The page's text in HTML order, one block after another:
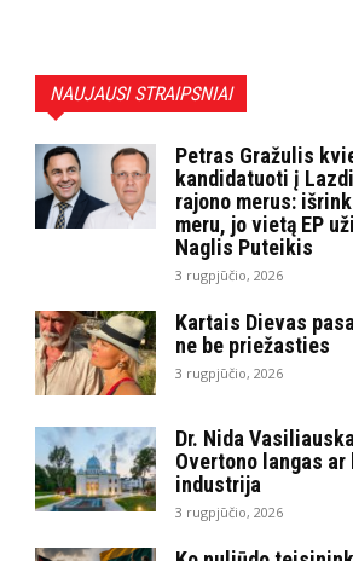
NAUJAUSI STRAIPSNIAI
Petras Gražulis
kandidatuoti į
rajono merus:
meru, jo vietą EP
Naglis Puteikis
3 rugpjūčio, 2026
Kartais Dievas
ne be priežasties
3 rugpjūčio, 2026
Dr. Nida
Overtono langas ar
industrija
3 rugpjūčio, 2026